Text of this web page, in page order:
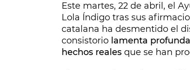
Este martes, 22 de abril, el
Lola Índigo tras sus
catalana ha desmentido el
consistorio lamenta
hechos reales que se han